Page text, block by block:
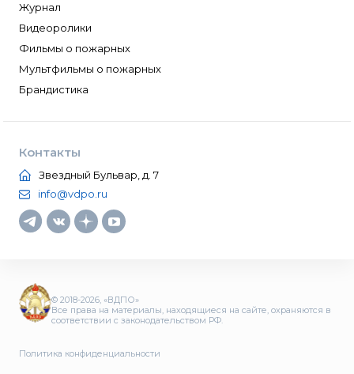
Журнал
Видеоролики
Фильмы о пожарных
Мультфильмы о пожарных
Брандистика
Контакты
Звездный Бульвар, д. 7
info@vdpo.ru
© 2018-2026, «ВДПО»
Все права на материалы, находящиеся на сайте, охраняются в
соответствии с законодательством РФ.
Политика конфиденциальности